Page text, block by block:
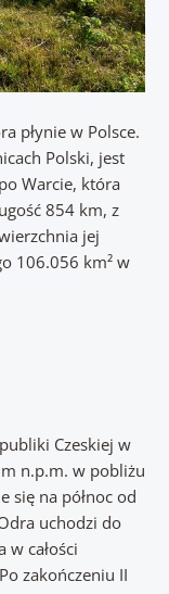
płynie w Polsce.
Polski, jest
Warcie, która
854 km, z
jej
106.056 km² w
Czeskiej w
n.p.m. w pobliżu
się na północ od
uchodzi do
w całości
zakończeniu II